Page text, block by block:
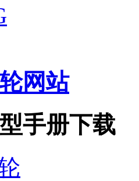
网站
手册下载